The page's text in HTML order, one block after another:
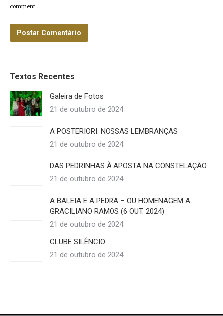
comment.
Postar Comentário
Textos Recentes
Galeira de Fotos
21 de outubro de 2024
A POSTERIORI: NOSSAS LEMBRANÇAS
21 de outubro de 2024
DAS PEDRINHAS À APOSTA NA CONSTELAÇÃO
21 de outubro de 2024
A BALEIA E A PEDRA – OU HOMENAGEM A
GRACILIANO RAMOS (6 OUT. 2024)
21 de outubro de 2024
CLUBE SILÊNCIO
21 de outubro de 2024